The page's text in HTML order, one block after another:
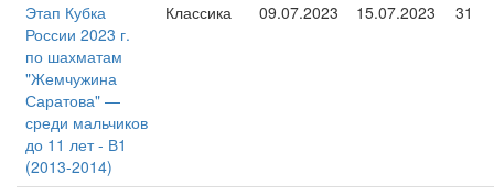
Этап Кубка
России 2023 г.
по шахматам
"Жемчужина
Саратова" —
среди мальчиков
до 11 лет - В1
(2013-2014)
Классика 09.07.2023 15.07.2023 31